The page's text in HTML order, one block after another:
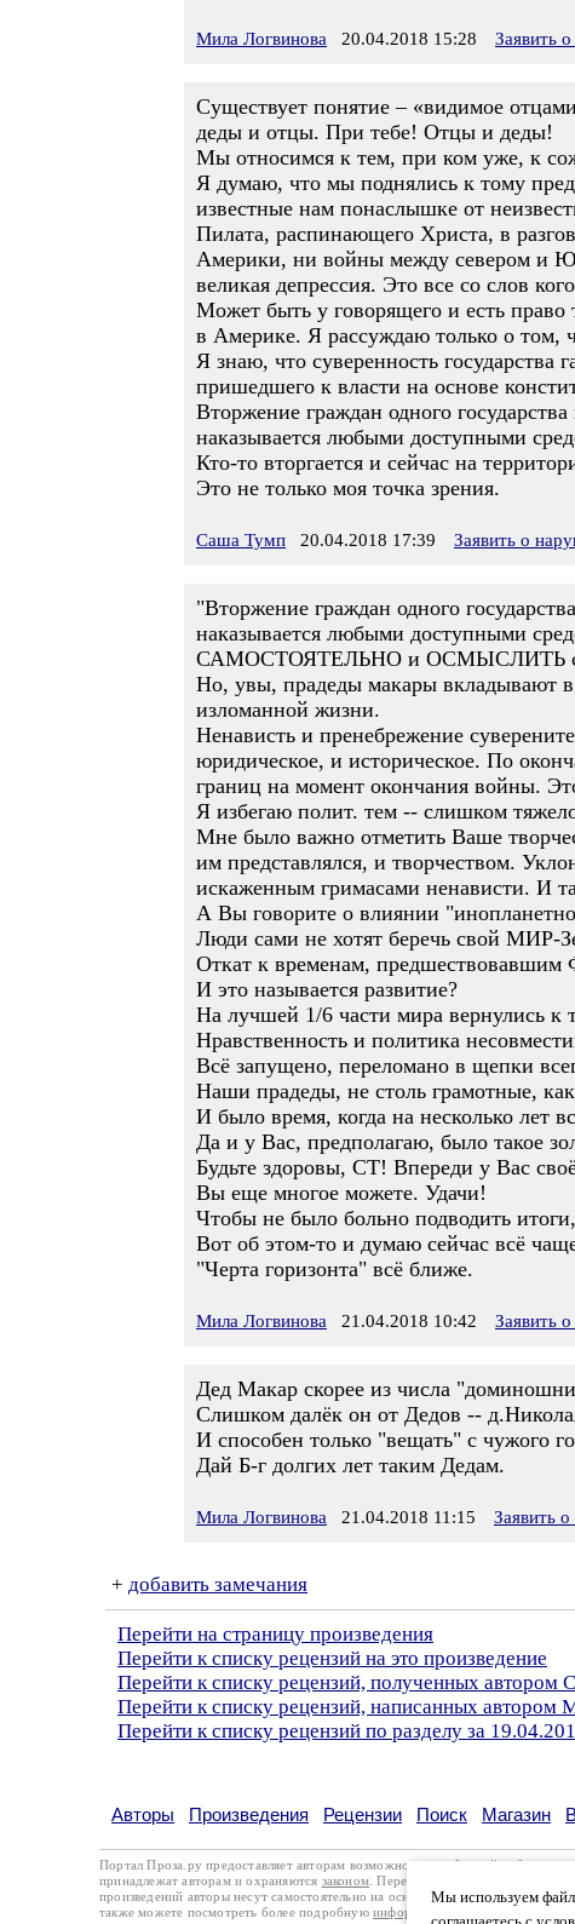
Мила Логвинова 20.04.2018 15:28 Заявить
Существует понятие – «видимое
деды и отцы. При тебе! Отцы и деды!
Мы относимся к тем, при ком уже, к
Я думаю, что мы поднялись к тому
известные нам понаслышке от
Пилата, распинающего Христа, в
Америки, ни войны между севером и
великая депрессия. Это все со слов
Может быть у говорящего и есть право
в Америке. Я рассуждаю только о том,
Я знаю, что суверенность государства
пришедшего к власти на основе
Вторжение граждан одного государства
наказывается любыми доступными
Кто-то вторгается и сейчас на
Это не только моя точка зрения.
Саша Тумп 20.04.2018 17:39 Заявить о
"Вторжение граждан одного
наказывается любыми доступными
САМОСТОЯТЕЛЬНО и ОСМЫСЛИТЬ
Но, увы, прадеды макары вкладывают
изломанной жизни.
Ненависть и пренебрежение
юридическое, и историческое. По
границ на момент окончания войны.
Я избегаю полит. тем -- слишком
Мне было важно отметить Ваше
им представлялся, и творчеством.
искаженным гримасами ненависти. И
А Вы говорите о влиянии
Люди сами не хотят беречь свой МИР-
Откат к временам, предшествовавшим
И это называется развитие?
На лучшей 1/6 части мира вернулись к
Нравственность и политика
Всё запущено, переломано в щепки
Наши прадеды, не столь грамотные,
И было время, когда на несколько лет
Да и у Вас, предполагаю, было такое
Будьте здоровы, СТ! Впереди у Вас
Вы еще многое можете. Удачи!
Чтобы не было больно подводить
Вот об этом-то и думаю сейчас всё
"Черта горизонта" всё ближе.
Мила Логвинова 21.04.2018 10:42 Заявить
Дед Макар скорее из числа
Слишком далёк он от Дедов --
И способен только "вещать" с чужого
Дай Б-г долгих лет таким Дедам.
Мила Логвинова 21.04.2018 11:15 Заявить
+ добавить замечания
Перейти на страницу произведения
Перейти к списку рецензий на это произведение
Перейти к списку рецензий, полученных автором
Перейти к списку рецензий, написанных автором
Перейти к списку рецензий по разделу за
Мы используем
Авторы Произведения Рецензии Поиск Магазин
Портал Проза.ру предоставляет авторам возможность свободной
принадлежат авторам и охраняются законом . Перепечатка произведений
произведений авторы несут самостоятельно на основанииправил публикации
также можете посмотреть более подробную информацию о портале